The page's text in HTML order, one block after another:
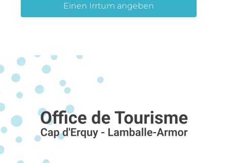
Einen Irrtum angeben